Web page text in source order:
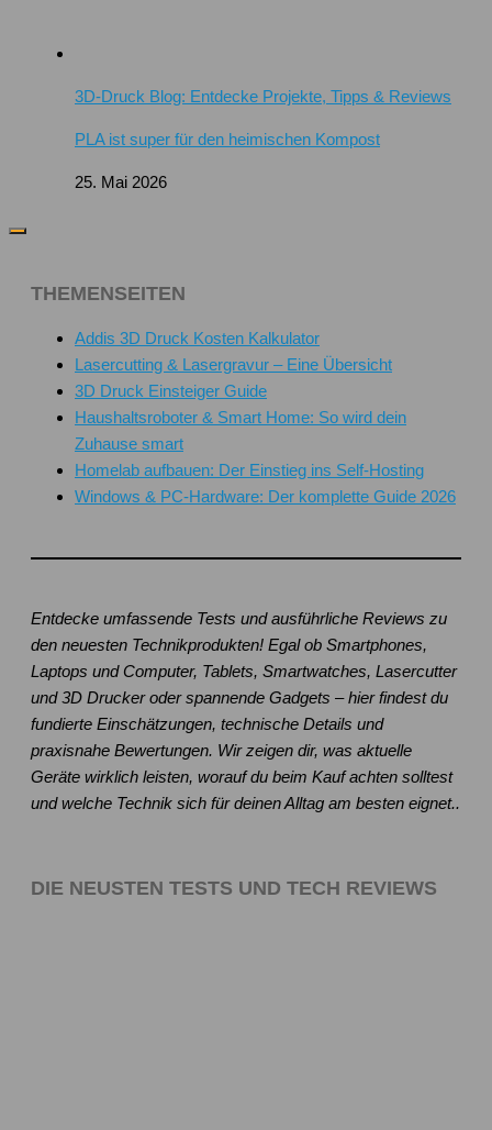
3D-Druck Blog: Entdecke Projekte, Tipps & Reviews
PLA ist super für den heimischen Kompost
25. Mai 2026
THEMENSEITEN
Addis 3D Druck Kosten Kalkulator
Lasercutting & Lasergravur – Eine Übersicht
3D Druck Einsteiger Guide
Haushaltsroboter & Smart Home: So wird dein
Zuhause smart
Homelab aufbauen: Der Einstieg ins Self-Hosting
Windows & PC-Hardware: Der komplette Guide 2026
Entdecke umfassende Tests und ausführliche Reviews zu
den neuesten Technikprodukten! Egal ob Smartphones,
Laptops und Computer, Tablets, Smartwatches, Lasercutter
und 3D Drucker oder spannende Gadgets – hier findest du
fundierte Einschätzungen, technische Details und
praxisnahe Bewertungen. Wir zeigen dir, was aktuelle
Geräte wirklich leisten, worauf du beim Kauf achten solltest
und welche Technik sich für deinen Alltag am besten eignet..
DIE NEUSTEN TESTS UND TECH REVIEWS